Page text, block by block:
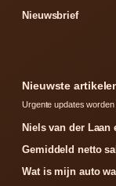
Nieuwsbrief
Nieuwste
Urgente updates
Niels van der Laan
Gemiddeld netto
Wat is mijn auto